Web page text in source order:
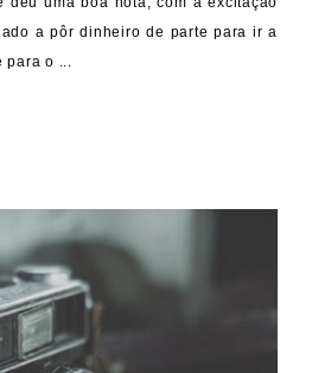
a pôr dinheiro de parte para ir a
para o ...